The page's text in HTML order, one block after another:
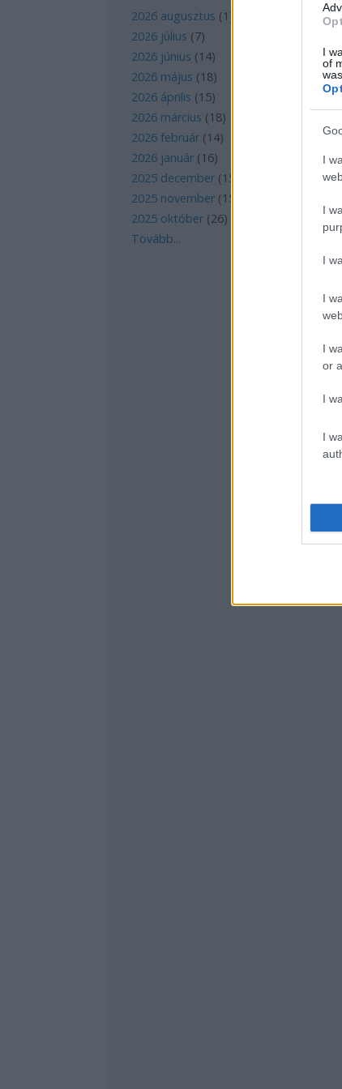
I
of
I
I
I
I
I
or
I
I
2026 augusztus (1 )
2026 július (7)
2026 június (14)
2026 május (18)
2026 április (15)
2026 március (18)
2026 február (14)
2026 január (16)
2025 december (15
2025 november (15
2025 október (26)
Tovább...